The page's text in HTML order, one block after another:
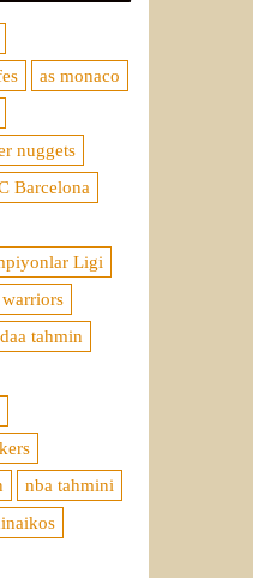
as monaco
nuggets
Barcelona
Ligi
warriors
tahmin
nba tahmini